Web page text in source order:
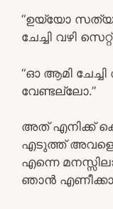
“ഉയ്യോ
ചേച്ചി വഴി
“ഓ ആമി
വേണ്ടല്ലോ.”
അത് എനിക്ക്
എടുത്ത് അവളെ
എന്നെ
ഞാൻ